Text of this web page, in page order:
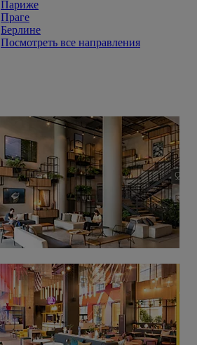
Париже
Праге
Берлине
Посмотреть все направления